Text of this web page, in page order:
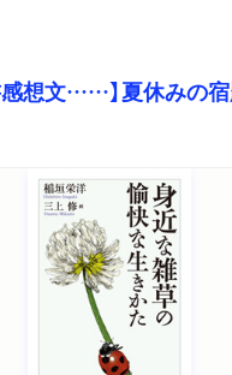
感想文……】夏休みの